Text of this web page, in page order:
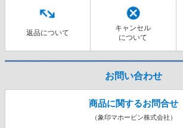
返品について
キャンセル
について
お問い合わせ
商品に関するお問合せ
（象印マホービン株式会社）